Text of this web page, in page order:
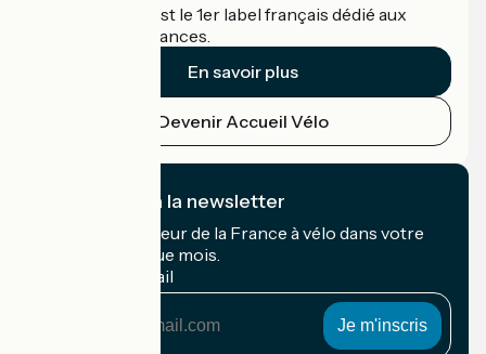
Accueil Vélo c'est le 1er label français dédié aux
cyclistes en vacances.
En savoir plus
Devenir Accueil Vélo
Je m'abonne à la newsletter
Recevez le meilleur de la France à vélo dans votre
boîte mail chaque mois.
Mon adresse mail